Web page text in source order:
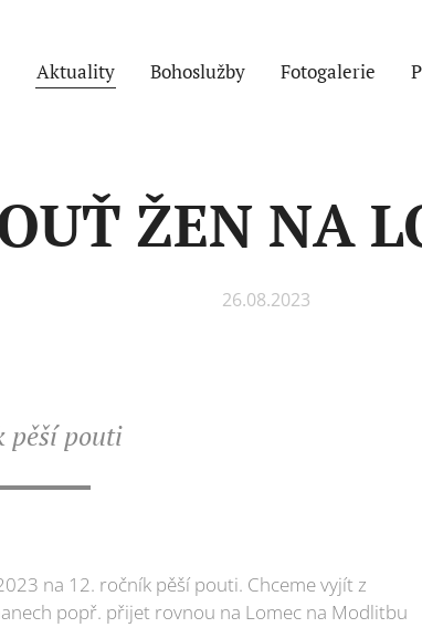
Aktuality Bohoslužby Fotogalerie
ŽEN NA
26.08.2023
pěší pouti
na 12. ročník pěší pouti. Chceme vyjít z
popř. přijet rovnou na Lomec na Modlitbu